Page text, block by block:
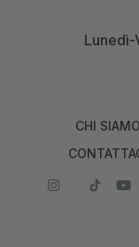
Lunedì-
CHI SIAMO